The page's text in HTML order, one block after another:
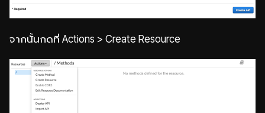
จากนั้นกดที่ Actions > Create Resource